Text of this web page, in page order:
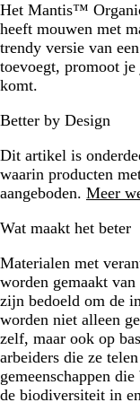
Het Mantis™
heeft mouwen met
trendy versie van
toevoegt, promoot
komt.
Better by Design
Dit artikel is
waarin producten
aangeboden. Meer
Wat maakt het beter
Materialen met
worden gemaakt
zijn bedoeld om de
worden niet alleen
zelf, maar ook op
arbeiders die ze
gemeenschappen
de biodiversiteit in